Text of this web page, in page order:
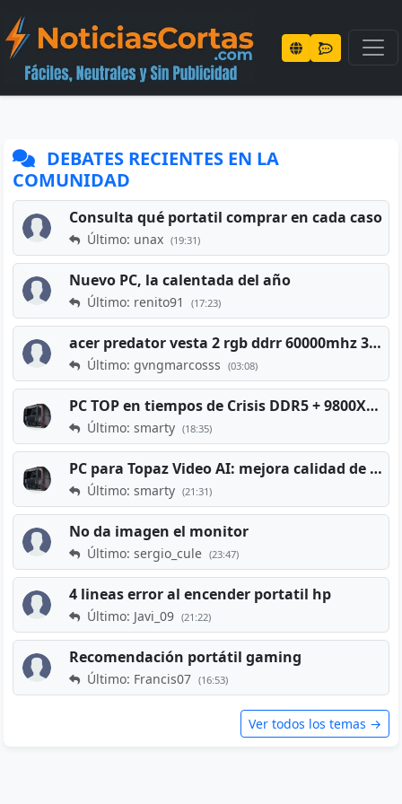
DEBATES RECIENTES EN LA
COMUNIDAD
Consulta qué portatil comprar en cada caso
Último: unax (19:31)
Nuevo PC, la calentada del año
Último: renito91 (17:23)
acer predator vesta 2 rgb ddrr 60000mhz 32gb x2 16gb
Último: gvngmarcosss (03:08)
PC TOP en tiempos de Crisis DDR5 + 9800X3D + RTX 5080 [2026][2400€]
Último: smarty (18:35)
PC para Topaz Video AI: mejora calidad de vídeos viejos
Último: smarty (21:31)
No da imagen el monitor
Último: sergio_cule (23:47)
4 lineas error al encender portatil hp
Último: Javi_09 (21:22)
Recomendación portátil gaming
Último: Francis07 (16:53)
Ver todos los temas →